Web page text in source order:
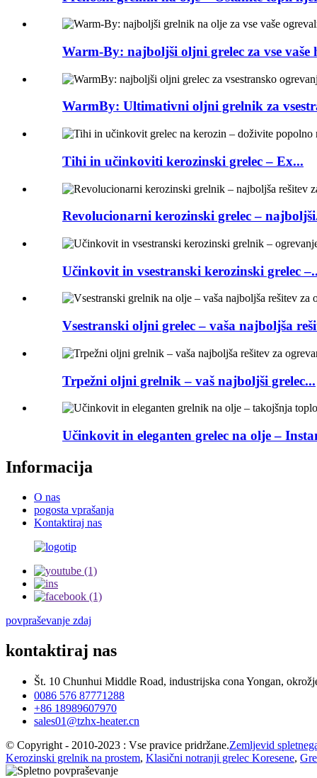
Warm-By: najboljši oljni grelec za vse vaše
WarmBy: Ultimativni oljni grelnik za
Tihi in učinkoviti kerozinski grelec – Ex...
Revolucionarni kerozinski grelec –
Učinkovit in vsestranski kerozinski grelec
Vsestranski oljni grelec – vaša najboljša
Trpežni oljni grelnik – vaš najboljši grelec...
Učinkovit in eleganten grelec na olje –
Informacija
O nas
pogosta vprašanja
Kontaktiraj nas
povpraševanje zdaj
kontaktiraj nas
Št. 10 Chunhui Middle Road, industrijska cona Yongan,
0086 576 87771288
+86 18989607970
sales01@tzhx-heater.cn
© Copyright - 2010-2023 : Vse pravice pridržane.Zemljevid
Kerozinski grelnik na prostem, Klasični notranji grelec Koresene,